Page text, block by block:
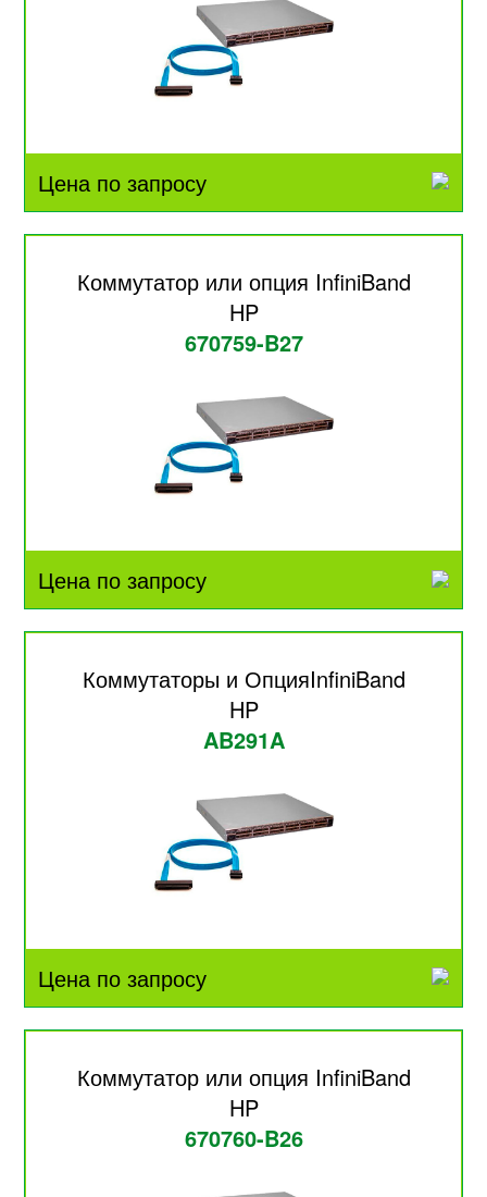
Цена по запросу
Коммутатор или опция InfiniBand
HP
670759-B27
Цена по запросу
Коммутаторы и ОпцияInfiniBand
HP
AB291A
Цена по запросу
Коммутатор или опция InfiniBand
HP
670760-B26